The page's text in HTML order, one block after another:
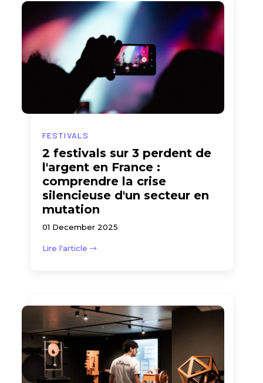
FESTIVALS
2 festivals sur 3 perdent de
l'argent en France :
comprendre la crise
silencieuse d'un secteur en
mutation
01 December 2025
Lire l'article